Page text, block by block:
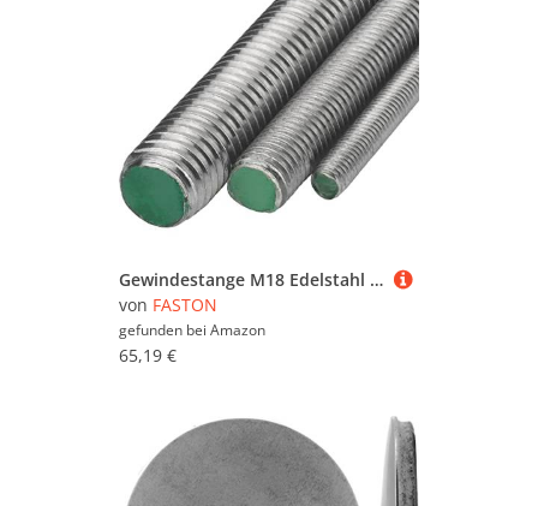
Gewindestange M18 Edelstahl (4 Stück) Gewindestangen 1 Meter Gewindestifte 1000 mm FASTON®
von FASTON
gefunden bei Amazon
65,19 €